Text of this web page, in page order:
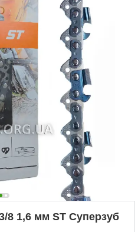
8 1,6 мм ST Суперзуб